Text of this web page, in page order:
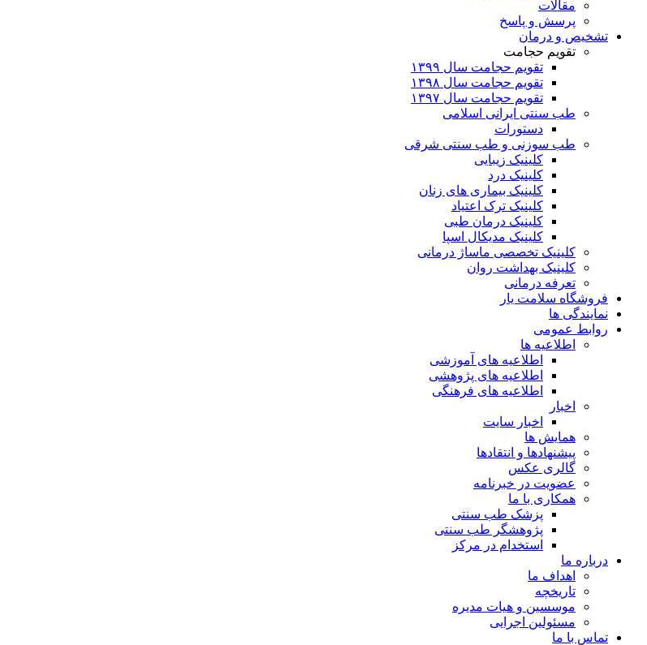
مقالات
پرسش و پاسخ
تشخیص و درمان
تقویم حجامت
تقویم حجامت سال ۱۳۹۹
تقویم حجامت سال ۱۳۹۸
تقویم حجامت سال ۱۳۹۷
طب سنتی ایرانی اسلامی
دستورات
طب سوزنی و طب سنتی شرقی
کلینیک زیبایی
کلینیک درد
کلینیک بیماری های زنان
کلینیک ترک اعتیاد
کلینیک درمان طبی
کلینیک مدیکال اسپا
کلینیک تخصصی ماساژ درمانی
کلینیک بهداشت روان
تعرفه درمانی
فروشگاه سلامت یار
نمایندگی ها
روابط عمومی
اطلاعیه ها
اطلاعیه های آموزشی
اطلاعیه های پژوهشی
اطلاعیه های فرهنگی
اخبار
اخبار سایت
همایش ها
پیشنهادها و انتقادها
گالری عکس
عضویت در خبرنامه
همکاری با ما
پزشک طب سنتی
پژوهشگر طب سنتی
استخدام در مرکز
درباره ما
اهداف ما
تاریخچه
موسسین و هیات مدیره
مسئولین اجرایی
تماس با ما